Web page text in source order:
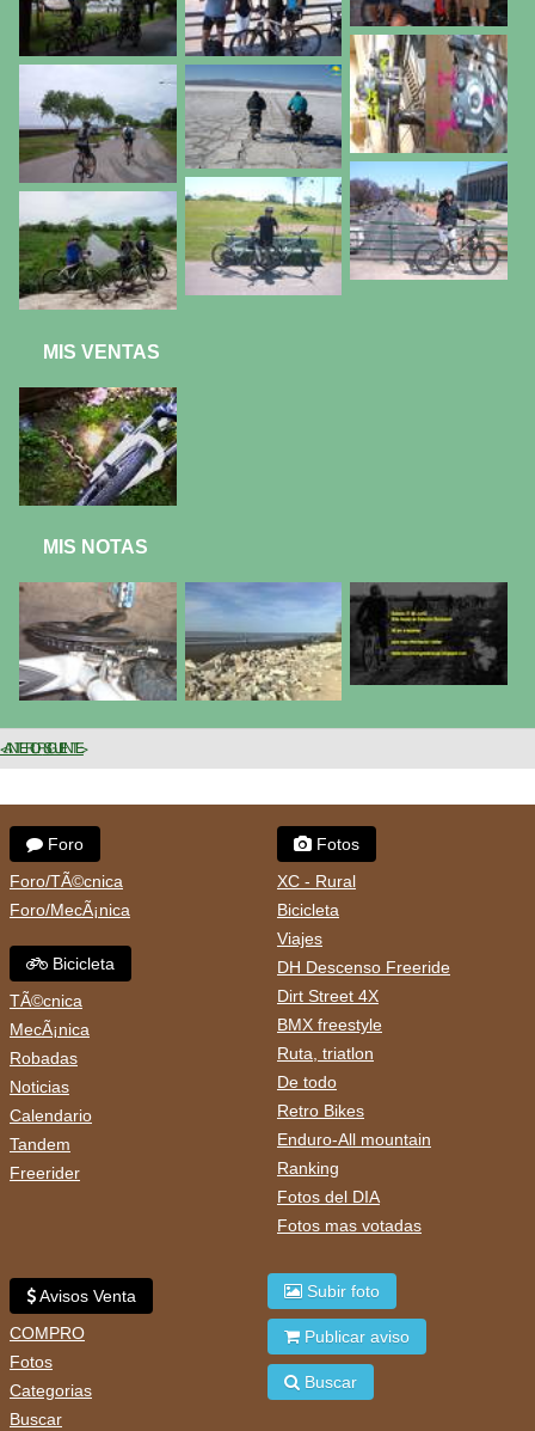
MIS VENTAS
MIS NOTAS
< ANTERIORSIGUIENTE >
Foro
Foro/TÃ©cnica
Foro/MecÃ¡nica
Bicicleta
TÃ©cnica
MecÃ¡nica
Robadas
Noticias
Calendario
Tandem
Freerider
Fotos
XC - Rural
Bicicleta
Viajes
DH Descenso Freeride
Dirt Street 4X
BMX freestyle
Ruta, triatlon
De todo
Retro Bikes
Enduro-All mountain
Ranking
Fotos del DIA
Fotos mas votadas
Avisos Venta
COMPRO
Fotos
Categorias
Buscar
Subir foto
Publicar aviso
Buscar